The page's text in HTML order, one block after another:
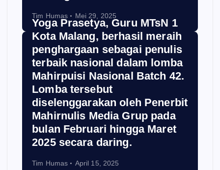
Tim Humas Mei 29, 2025
Yoga Prasetya, Guru MTsN 1
Kota Malang, berhasil meraih
penghargaan sebagai penulis
terbaik nasional dalam lomba
Mahirpuisi Nasional Batch 42.
Lomba tersebut
diselenggarakan oleh Penerbit
Mahirnulis Media Grup pada
bulan Februari hingga Maret
2025 secara daring.
Tim Humas April 15, 2025